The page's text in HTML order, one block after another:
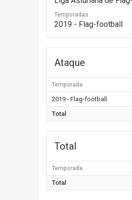
Temporadas
2019 - Flag-football
Ataque
Temporada
2019 - Flag-football
Total
Total
Temporada
Total